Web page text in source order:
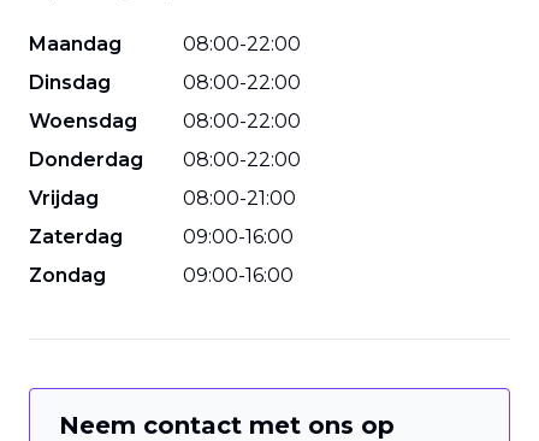
Maandag 08:00-22:00
Dinsdag
08:00-22:00
Woensdag
08:00-22:00
Donderdag
08:00-22:00
Vrijdag
08:00-21:00
Zaterdag
09:00-16:00
Zondag
09:00-16:00
Neem contact met ons op